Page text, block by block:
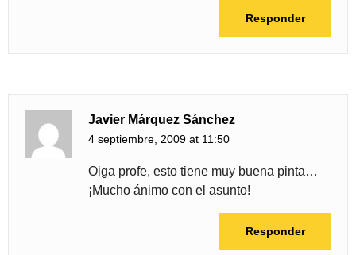
Responder
Javier Márquez Sánchez
4 septiembre, 2009 at 11:50
Oiga profe, esto tiene muy buena pinta…
¡Mucho ánimo con el asunto!
Responder